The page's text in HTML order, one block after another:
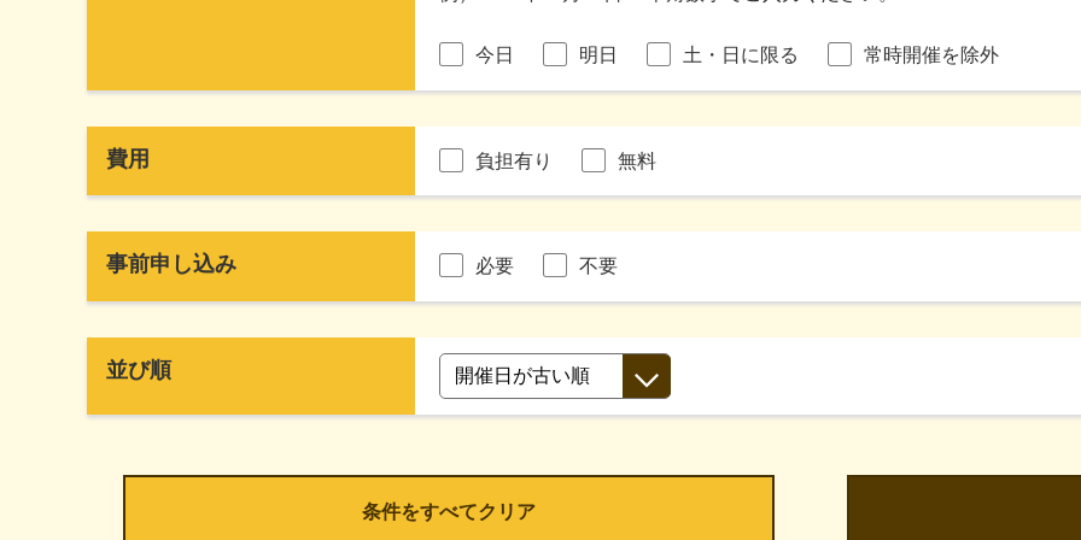
今日 明日 土・日に限る 常時開催を除外
費用 負担有り 無料
事前申し込み 必要 不要
並び順